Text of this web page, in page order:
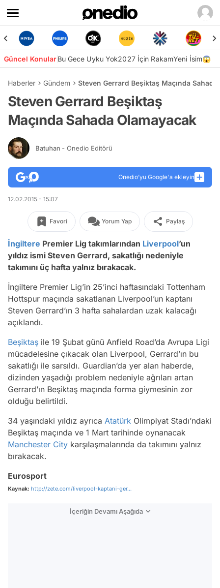
Güncel KonularBu Gece Uyku Yok2027 İçin RakamYeni İsim😱
Haberler Gündem Steven Gerrard Beşiktaş Maçında
Steven Gerrard Beşiktaş
Maçında Sahada Olamayacak
Batuhan - Onedio Editörü
Onedio’yu Google'a ekleyin
12.02.2015 - 15:07
Favori Yorum Yap Paylaş
İngiltere Premier Lig takımlarından Liverpool’un
yıldız ismi Steven Gerrard, sakatlığı nedeniyle
takımını üç hafta yalnız bırakacak.
İngiltere Premier Lig’in 25’inci haftasındaki Tottenham
Hottspur maçında sakatlanan Liverpool’un kaptanı
Steven Gerrard’ın 3 hafta sahalardan uzak kalacağı
açıklandı.
Beşiktaş ile 19 Şubat günü Anfield Road’da Avrupa Ligi
mücadelesine çıkacak olan Liverpool, Gerrard’ın bu
sakatlığı ile sarsıldı. Guardian’da yer alan haberde,
dizinden yaşadığı problem nedeniyle ağrıları artan
Gerrard’ın Beşiktaş maçında forma giymesinin zor
olduğu belirtildi.
34 yaşındaki yıldız ayrıca Atatürk Olimpiyat Stadı’ndaki
Beşiktaş maçında ve 1 Mart tarihinde oynanacak
Manchester City karşılaşmalarında da takımını yalnız
bırakacak.
Eurosport
Kaynak: http://zete.com/liverpool-kaptani-ger...
İçeriğin Devamı Aşağıda